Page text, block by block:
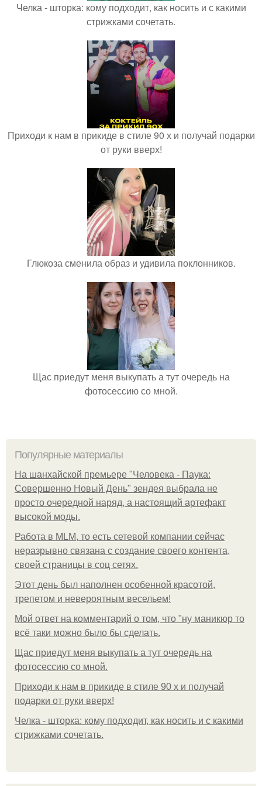
Челка - шторка: кому подходит, как носить и с какими
стрижками сочетать.
Приходи к нам в прикиде в стиле 90 х и получай подарки
от руки вверх!
Глюкоза сменила образ и удивила поклонников.
Щас приедут меня выкупать а тут очередь на
фотосессию со мной.
Популярные материалы
На шанхайской премьере "Человека - Паука:
Совершенно Новый День" зендея выбрала не
просто очередной наряд, а настоящий артефакт
высокой моды.
Работа в MLM, то есть сетевой компании сейчас
неразрывно связана с создание своего контента,
своей страницы в соц сетях.
Этот день был наполнен особенной красотой,
трепетом и невероятным весельем!
Мой ответ на комментарий о том, что "ну маникюр то
всё таки можно было бы сделать.
Щас приедут меня выкупать а тут очередь на
фотосессию со мной.
Приходи к нам в прикиде в стиле 90 х и получай
подарки от руки вверх!
Челка - шторка: кому подходит, как носить и с какими
стрижками сочетать.